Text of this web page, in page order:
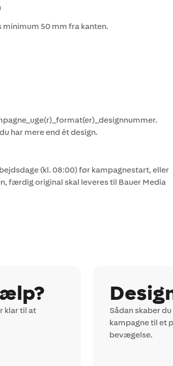
minimum 50 mm fra kanten.
har mere end ét design.
(kl. 08:00) før kampagnestart, eller
færdig original skal leveres til Bauer Media
klar til at
Sådan skaber
kampagne til et
bevægelse.